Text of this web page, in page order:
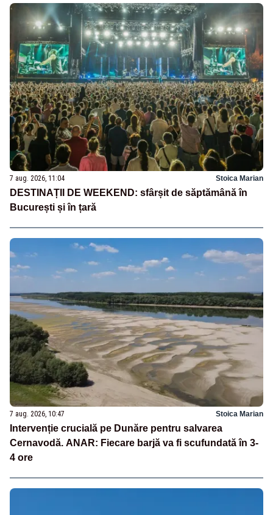
7 aug. 2026, 11:04 Stoica Marian
DESTINAȚII DE WEEKEND: sfârșit de săptămână în
București și în țară
7 aug. 2026, 10:47 Stoica Marian
Intervenție crucială pe Dunăre pentru salvarea
Cernavodă. ANAR: Fiecare barjă va fi scufundată în 3-
4 ore